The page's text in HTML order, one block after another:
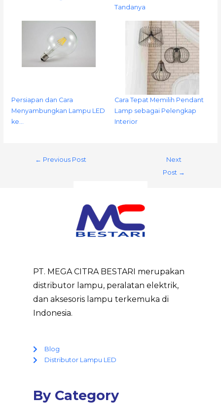
Tandanya
Persiapan dan Cara
Menyambungkan Lampu LED
ke…
Cara Tepat Memilih Pendant
Lamp sebagai Pelengkap
Interior
← Previous Post
Next
Post →
PT. MEGA CITRA BESTARI merupakan
distributor lampu, peralatan elektrik,
dan aksesoris lampu terkemuka di
Indonesia.
Blog
Distributor Lampu LED
By Category